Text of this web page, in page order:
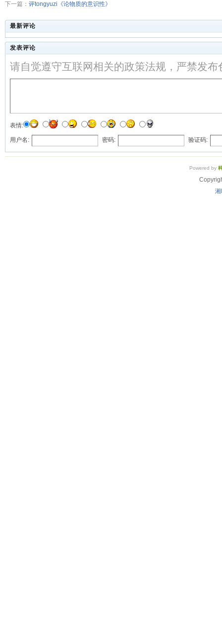
下一篇： 评tongyuzi《论物质的意识性》
最新评论
发表评论
请自觉遵守互联网相关的政策法规，严禁发
表情:
用户名: 密码: 验证码:
Powered by